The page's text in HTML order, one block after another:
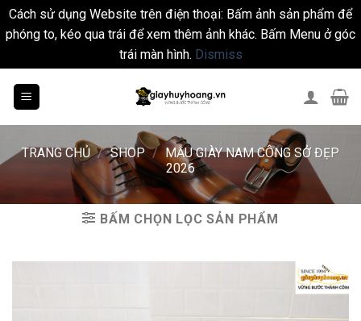
Cách sử dụng Website trên điện thoại: Bấm ảnh sản phẩm để
phóng to, kéo qua trái để xem thêm ảnh khác. Bấm Menu ở góc
trái màn hình. Dismiss
TRANG CHỦ / SHOP / MẪU GIÀY NAM CÔNG SỞ ĐẸP
2026
BẤM CHỌN LỌC SẢN PHẨM